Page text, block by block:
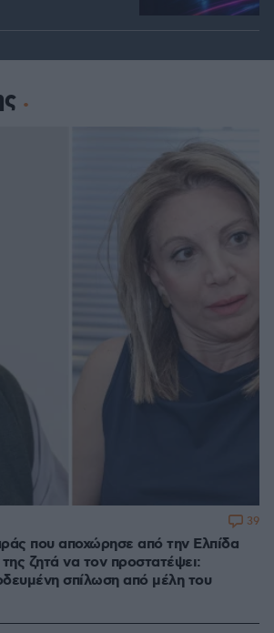
που αποχώρησε από την Ελπίδα
ζητά να τον προστατέψει:
σπίλωση από μέλη του
39